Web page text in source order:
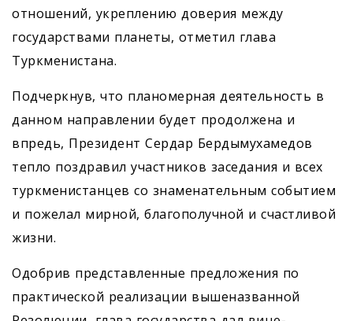
отношений, укреплению доверия между
государствами планеты, отметил глава
Туркменистана.
Подчеркнув, что планомерная деятельность в
данном направлении будет продолжена и
впредь, Президент Сердар Бердымухамедов
тепло поздравил участников заседания и всех
туркменистанцев со знаменательным событием
и пожелал мирной, благополучной и счастливой
жизни.
Одобрив представленные предложения по
практической реализации вышеназванной